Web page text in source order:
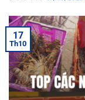
17
Th10